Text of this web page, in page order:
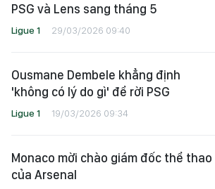
PSG và Lens sang tháng 5
Ligue 1 29/03/2026 09:40
Ousmane Dembele khẳng định
'không có lý do gì' để rời PSG
Ligue 1 19/03/2026 09:34
Monaco mời chào giám đốc thể thao
của Arsenal